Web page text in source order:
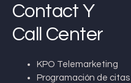
Contact Y
Call Center
KPO Telemarketing
Programación de citas